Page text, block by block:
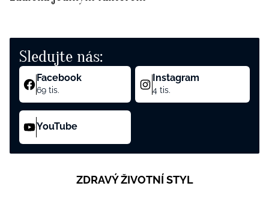
Sledujte nás:
Facebook
69 tis.
Instagram
4 tis.
YouTube
ZDRAVÝ ŽIVOTNÍ STYL